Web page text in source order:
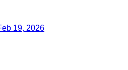
19, 2026